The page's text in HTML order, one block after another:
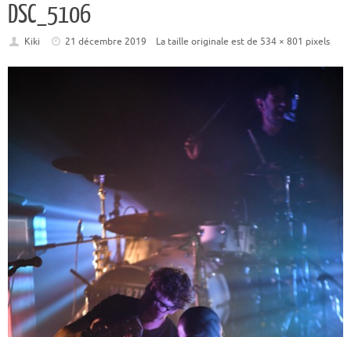
DSC_5106
Kiki 21 décembre 2019 La taille originale est de 534 × 801 pixels